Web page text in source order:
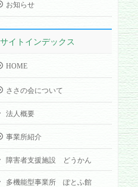
お知らせ
サイトインデックス
HOME
ささの会について
法人概要
事業所紹介
障害者支援施設 どうかん
多機能型事業所 ぽとふ館